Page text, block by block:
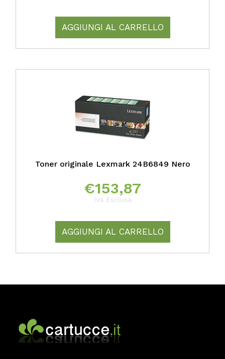
AGGIUNGI AL CARRELLO
Toner originale Lexmark 24B6849 Nero
€153,87
Iva Esclusa
AGGIUNGI AL CARRELLO